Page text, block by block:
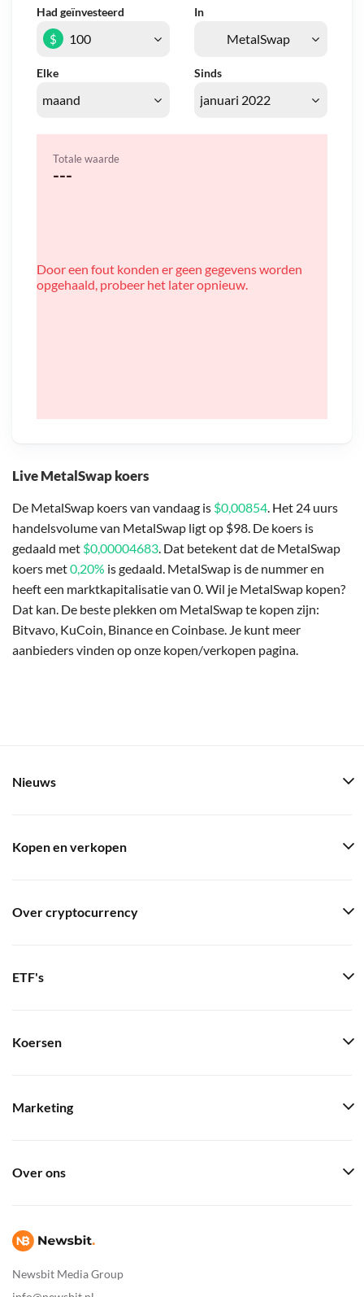
Live MetalSwap koers
De MetalSwap koers van vandaag is $0,00854. Het 24 uurs
handelsvolume van MetalSwap ligt op $98. De koers is
gedaald met $0,00004683. Dat betekent dat de MetalSwap
koers met0,20% is gedaald. MetalSwap is de nummer en
heeft een marktkapitalisatie van 0. Wil je MetalSwap kopen?
Dat kan. De beste plekken om MetalSwap te kopen zijn:
Bitvavo, KuCoin, Binance en Coinbase. Je kunt meer
aanbieders vinden op onze kopen/verkopen pagina.
Had geïnvesteerd In
Elke Sinds
$
Totale waarde
---
Door een fout konden er geen gegevens worden
opgehaald, probeer het later opnieuw.
Newsbit Media Group
Nieuws
Kopen en verkopen
Over cryptocurrency
ETF's
Koersen
Marketing
Over ons